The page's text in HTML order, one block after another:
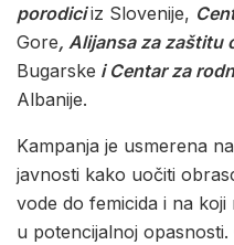
porodiciiz Slovenije,
Gore, Alijansa za zaštitu
Bugarske i Centar za
Albanije.
Kampanja je usmerena
javnosti kako uočiti
vode do femicida i na
u potencijalnoj